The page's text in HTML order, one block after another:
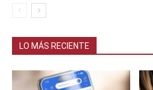
LO MÁS RECIENTE